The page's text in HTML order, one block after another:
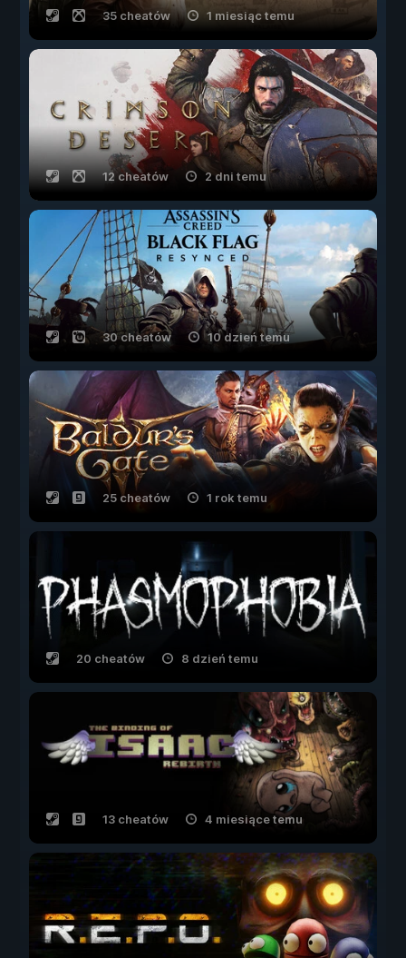
35 cheatów 1 miesiąc temu
12 cheatów 2 dni temu
30 cheatów 10 dzień temu
25 cheatów 1 rok temu
20 cheatów 8 dzień temu
13 cheatów 4 miesiące temu